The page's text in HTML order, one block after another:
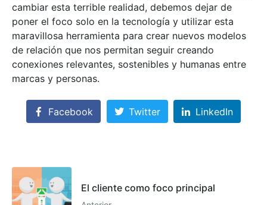
cambiar esta terrible realidad, debemos dejar de
poner el foco solo en la tecnología y utilizar esta
maravillosa herramienta para crear nuevos modelos
de relación que nos permitan seguir creando
conexiones relevantes, sostenibles y humanas entre
marcas y personas.
Facebook Twitter LinkedIn
El cliente como foco principal